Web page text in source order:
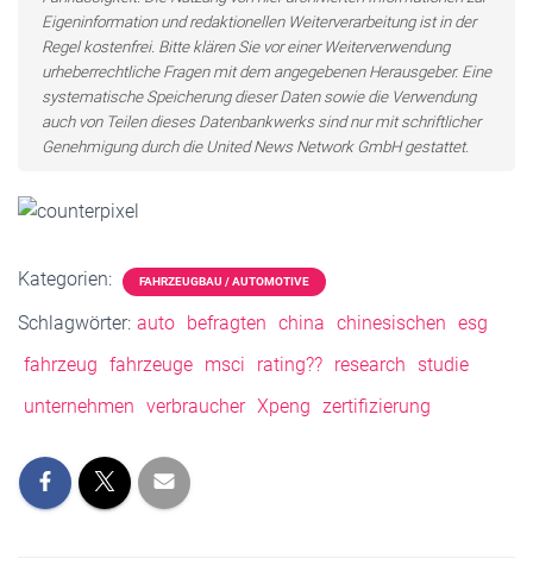
Eigeninformation und redaktionellen Weiterverarbeitung ist in der
Regel kostenfrei. Bitte klären Sie vor einer Weiterverwendung
urheberrechtliche Fragen mit dem angegebenen Herausgeber. Eine
systematische Speicherung dieser Daten sowie die Verwendung
auch von Teilen dieses Datenbankwerks sind nur mit schriftlicher
Genehmigung durch die United News Network GmbH gestattet.
Kategorien: FAHRZEUGBAU / AUTOMOTIVE
Schlagwörter: auto befragten china chinesischen esg
fahrzeug fahrzeuge msci rating?? research
studie
unternehmen verbraucher Xpeng zertifizierung